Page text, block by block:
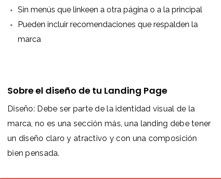
Sin menús que linkeen a otra página o a la principal
Pueden incluir recomendaciones que respalden la
marca
Sobre el diseño de tu Landing Page
Diseño: Debe ser parte de la identidad visual de la
marca, no es una sección más, una landing debe tener
un diseño claro y atractivo y con una composición
bien pensada.